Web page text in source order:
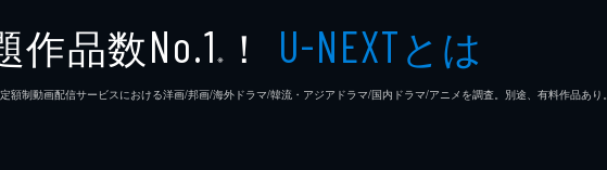
作品数No.1 ※ ！ U-NEXTとは
制動画配信サービスにおける洋画/邦画/海外ドラマ/韓流・アジアドラマ/国内ドラマ/アニメを調査。別途、有料作品あり。